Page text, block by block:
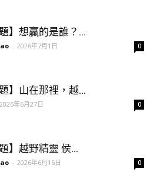
】想贏的是誰？...
- 2026年7月1日 0
】山在那裡，越...
2026年6月27日 0
】越野精靈 侯...
- 2026年6月16日 0